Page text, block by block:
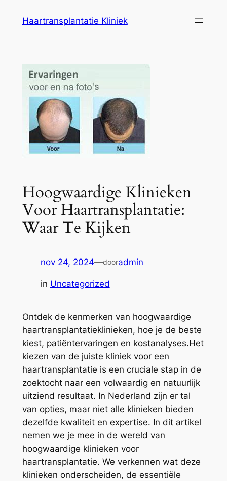
Haartransplantatie Kliniek
Hoogwaardige Klinieken
Voor Haartransplantatie:
Waar Te Kijken
nov 24, 2024—dooradmin
in Uncategorized
Ontdek de kenmerken van hoogwaardige
haartransplantatieklinieken, hoe je de beste
kiest, patiëntervaringen en kostanalyses.Het
kiezen van de juiste kliniek voor een
haartransplantatie is een cruciale stap in de
zoektocht naar een volwaardig en natuurlijk
uitziend resultaat. In Nederland zijn er tal
van opties, maar niet alle klinieken bieden
dezelfde kwaliteit en expertise. In dit artikel
nemen we je mee in de wereld van
hoogwaardige klinieken voor
haartransplantatie. We verkennen wat deze
klinieken onderscheiden, de essentiële